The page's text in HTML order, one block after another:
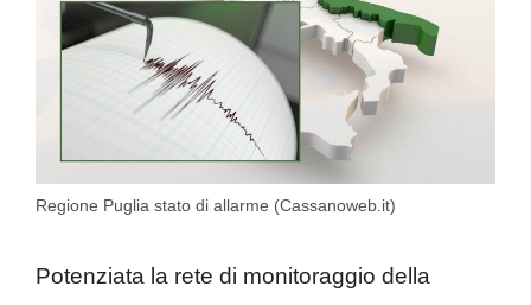
Regione Puglia stato di allarme (Cassanoweb.it)
Potenziata la rete di monitoraggio della